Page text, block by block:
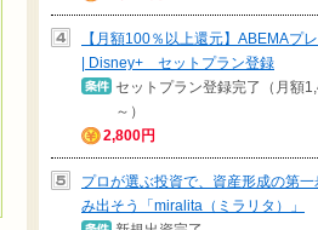
【月額100％以上還元】ABEMAプ
| Disney+ セットプラン登録
セットプラン登録完了（月額
～）
2,800円
プロが選ぶ投資で、資産形成の第一
み出そう「miralita（ミラリタ）」